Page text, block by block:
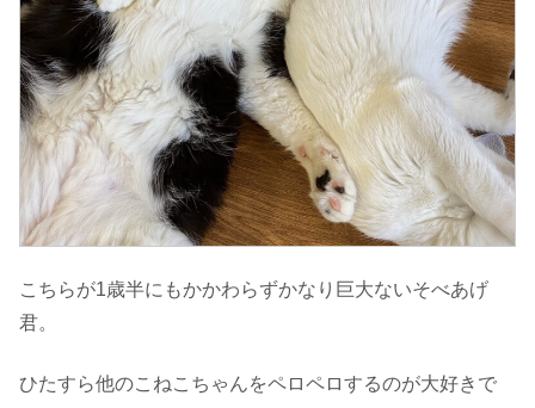
こちらが1歳半にもかかわらずかなり巨大ないそべあげ
君。
ひたすら他のこねこちゃんをペロペロするのが大好きで